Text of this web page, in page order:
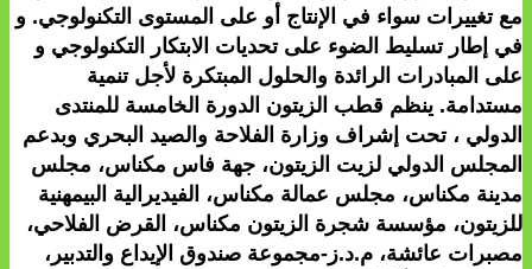
مع تغييرات سواء في الإنتاج أو على المستوى التكنولوجي. و
في إطار تسليط الضوء على تحديات الابتكار التكنولوجي و
على المبادرات الرائدة والحلول المبتكرة لأجل تنمية
مستدامة. ينظم قطب الزيتون الدورة الخامسة للمنتدى
الدولي ، تحت إشراف وزارة الفلاحة والصيد البحري وبدعم
المجلس الدولي لزيت الزيتون، جهة فاس مكناس، مجلس
مدينة مكناس، مجلس عمالة مكناس، الفيديرالية البيمهنية
للزيتون، مؤسسة شجرة الزيتون مكناس، القرض الفلاحي،
مصبرات عائشة، م.د.ز-مجموعة صندوق الإيداع والتدبير،